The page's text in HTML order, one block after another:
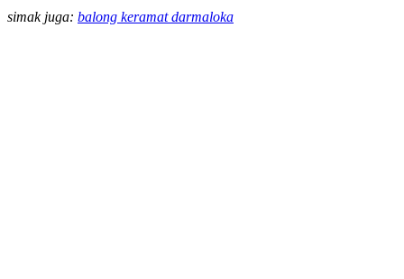
simak juga: balong keramat darmaloka